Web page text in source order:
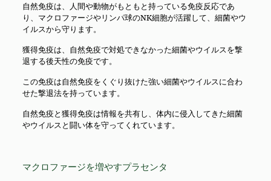
自然免疫は、人間や動物がもともと持っている免疫反応であ
り、マクロファージやリンパ球のNK細胞が活躍して、細菌やウ
イルスから守ります。
獲得免疫は、自然免疫で対処できなかった細菌やウイルスを撃
退する後天性の免疫です。
この免疫は自然免疫をくぐり抜けた強い細菌やウイルスに合わ
せた撃退法を持っています。
自然免疫と獲得免疫は情報を共有し、体内に侵入してきた細菌
やウイルスと闘い体を守ってくれています。
マクロファージを増やすプラセンタ